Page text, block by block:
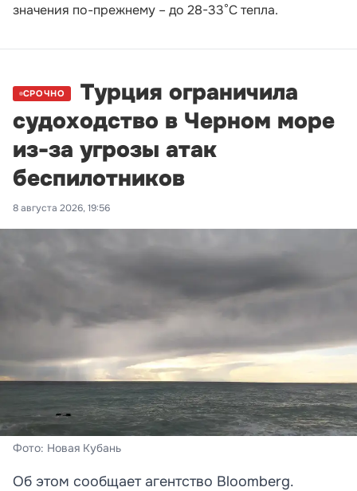
значения по-прежнему – до 28-33°С тепла.
СРОЧНО
Турция ограничила
судоходство в Черном море
из-за угрозы атак
беспилотников
8 августа 2026, 19:56
Фото: Новая Кубань
Об этом сообщает агентство Bloomberg.